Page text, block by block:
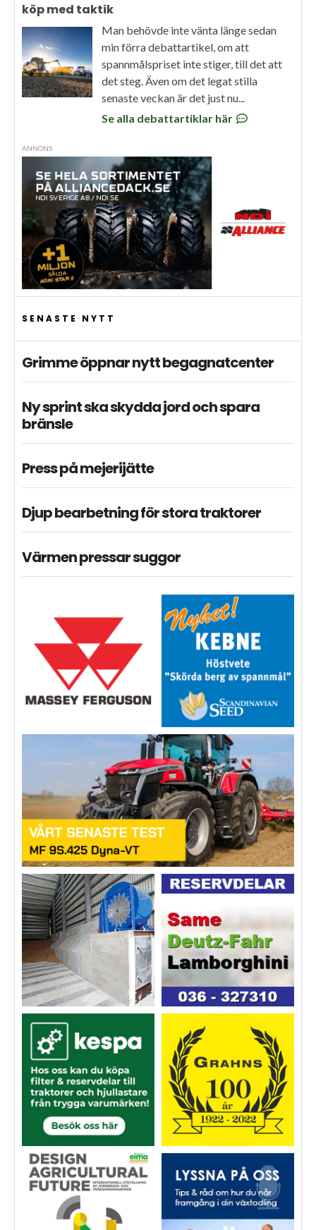
köp med taktik
Man behövde inte vänta länge sedan
min förra debattartikel, om att
spannmålspriset inte stiger, till det att
det steg. Även om det legat stilla
senaste veckan är det just nu...
Se alla debattartiklar här
ANNONS
SENASTE NYTT
Grimme öppnar nytt begagnatcenter
Ny sprint ska skydda jord och spara
bränsle
Press på mejerijätte
Djup bearbetning för stora traktorer
Värmen pressar suggor